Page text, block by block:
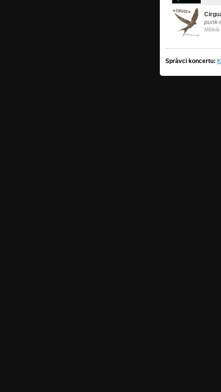
punk-
Správci koncertu: